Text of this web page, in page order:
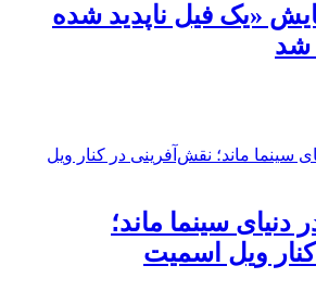
«یک فیل ناپدید شده
شد
سینما ماند؛
ویل اسمیت